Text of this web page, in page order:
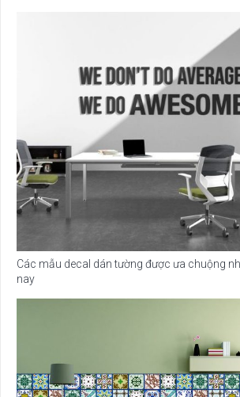
Các mẫu decal dán tường được ưa chuộng
nay